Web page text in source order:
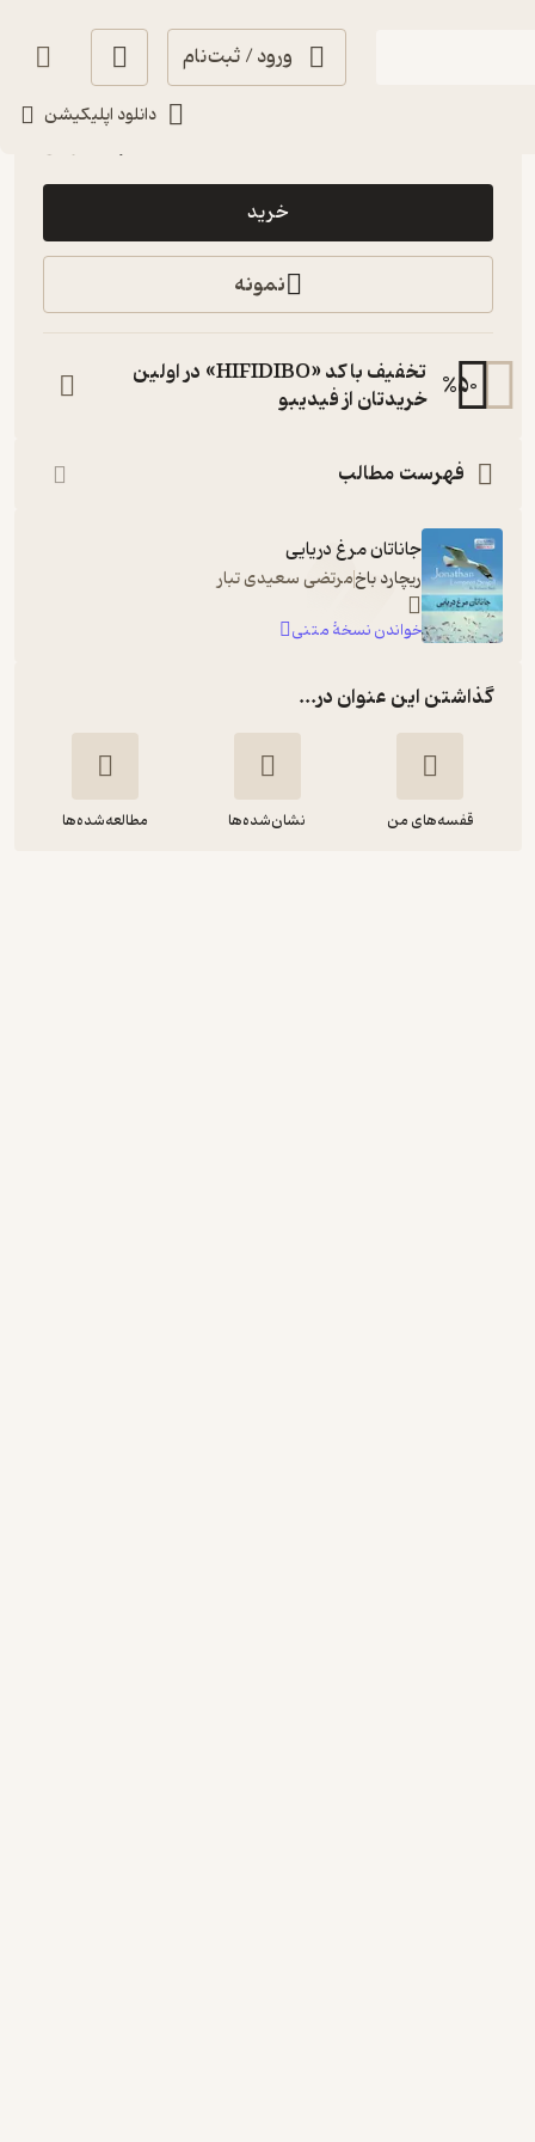
ورود / ثبت‌نام
دانلود اپلیکیشن
انگیزه‌بخش 🚀 2
25,000
خرید
نمونه
%50
تخفیف با کد «HIFIDIBO» در اولین
خریدتان از فیدیبو
فهرست مطالب
جاناتان مرغ دریایی
ریچارد باخمرتضی سعیدی تبار
خواندن نسخۀ متنی
گذاشتن این عنوان در...
قفسه‌های من نشان‌شده‌ها مطالعه‌شده‌ها